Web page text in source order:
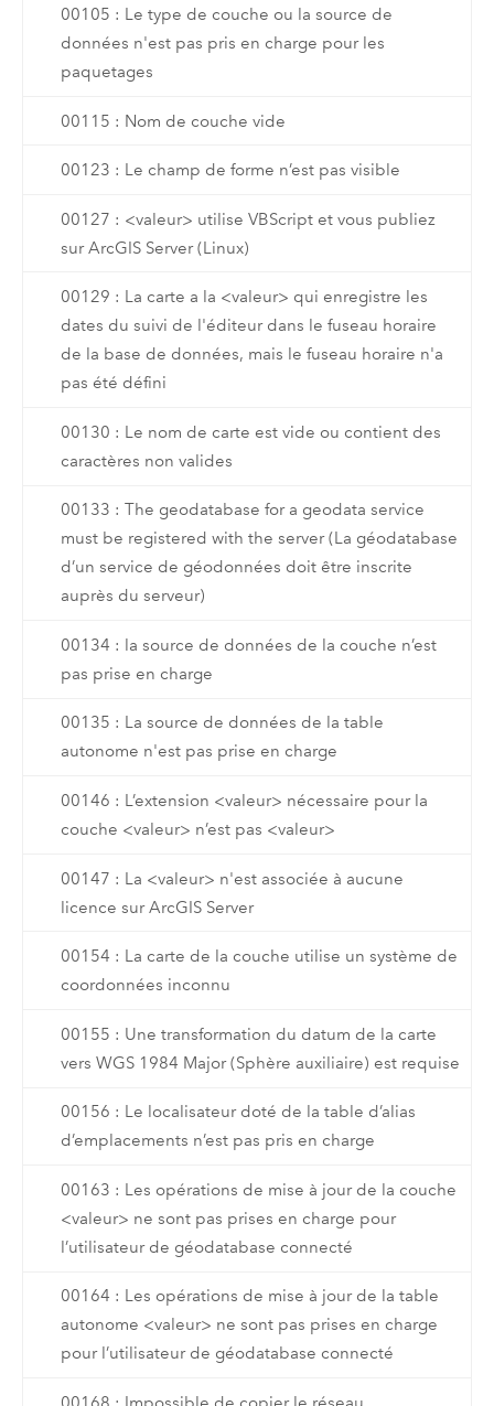
00105 : Le type de couche ou la source de
données n'est pas pris en charge pour les
paquetages
00115 : Nom de couche vide
00123 : Le champ de forme n’est pas visible
00127 : <valeur> utilise VBScript et vous publiez
sur ArcGIS Server (Linux)
00129 : La carte a la <valeur> qui enregistre les
dates du suivi de l'éditeur dans le fuseau horaire
de la base de données, mais le fuseau horaire n'a
pas été défini
00130 : Le nom de carte est vide ou contient des
caractères non valides
00133 : The geodatabase for a geodata service
must be registered with the server (La géodatabase
d’un service de géodonnées doit être inscrite
auprès du serveur)
00134 : la source de données de la couche n’est
pas prise en charge
00135 : La source de données de la table
autonome n'est pas prise en charge
00146 : L’extension <valeur> nécessaire pour la
couche <valeur> n’est pas <valeur>
00147 : La <valeur> n'est associée à aucune
licence sur ArcGIS Server
00154 : La carte de la couche utilise un système de
coordonnées inconnu
00155 : Une transformation du datum de la carte
vers WGS 1984 Major (Sphère auxiliaire) est requise
00156 : Le localisateur doté de la table d’alias
d’emplacements n’est pas pris en charge
00163 : Les opérations de mise à jour de la couche
<valeur> ne sont pas prises en charge pour
l’utilisateur de géodatabase connecté
00164 : Les opérations de mise à jour de la table
autonome <valeur> ne sont pas prises en charge
pour l’utilisateur de géodatabase connecté